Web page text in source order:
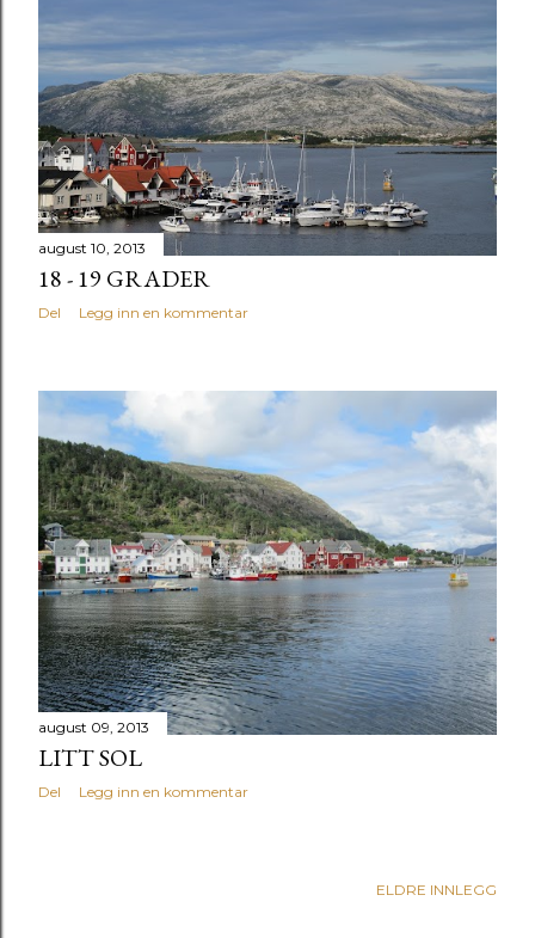
august 10, 2013
18 - 19 GRADER
Del Legg inn en kommentar
august 09, 2013
LITT SOL
Del Legg inn en kommentar
ELDRE INNLEGG